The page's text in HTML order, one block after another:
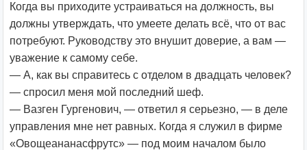
Когда вы приходите устраиваться на должность, вы
должны утверждать, что умеете делать всё, что от вас
потребуют. Руководству это внушит доверие, а вам —
уважение к самому себе.
— А, как вы справитесь с отделом в двадцать человек?
— спросил меня мой последний шеф.
— Вазген Гургенович, — ответил я серьезно, — в деле
управления мне нет равных. Когда я служил в фирме
«Овощеананасфрутс» — под моим началом было